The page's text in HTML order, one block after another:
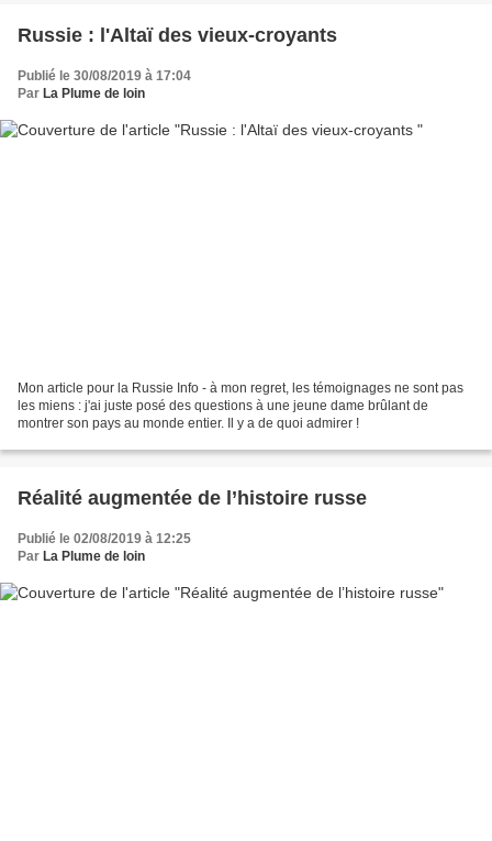
Russie : l'Altaï des vieux-croyants
Publié le 30/08/2019 à 17:04
Par La Plume de loin
Mon article pour la Russie Info - à mon regret, les témoignages ne sont pas
les miens : j'ai juste posé des questions à une jeune dame brûlant de
montrer son pays au monde entier. Il y a de quoi admirer !
Réalité augmentée de l’histoire russe
Publié le 02/08/2019 à 12:25
Par La Plume de loin